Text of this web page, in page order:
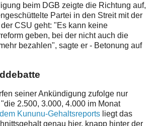
beim DGB zeigte die Richtung auf,
Partei in den Streit mit der
CSU geht: "Es kann keine
geben, bei der nicht auch die
bezahlen", sagte er - Betonung auf
seiner Ankündigung zufolge nur
2.500, 3.000, 4.000 im Monat
dem Kununu-Gehaltsreports liegt das
genau hier, knapp hinter der